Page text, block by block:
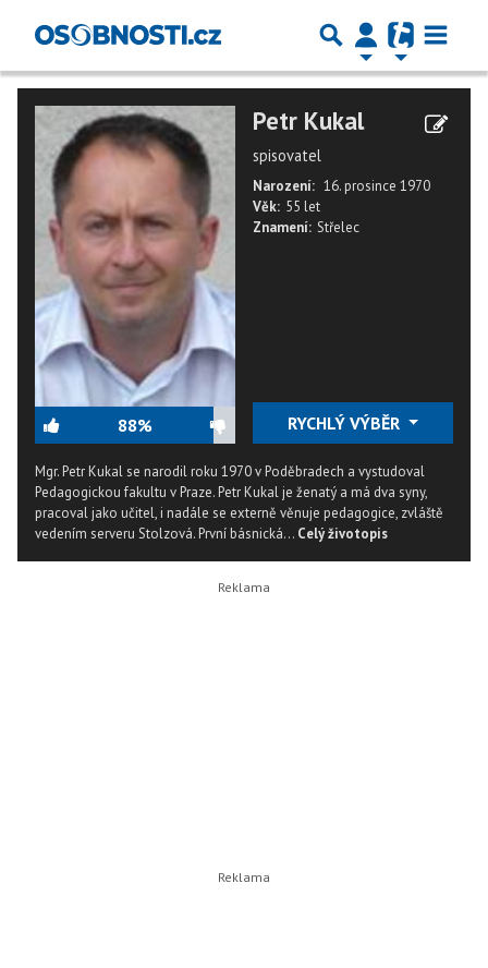
88%
Petr Kukal
spisovatel
Narození: 16. prosince 1970
Věk: 55 let
Znamení: Střelec
RYCHLÝ VÝBĚR
Mgr. Petr Kukal se narodil roku 1970 v Poděbradech a vystudoval
Pedagogickou fakultu v Praze. Petr Kukal je ženatý a má dva syny,
pracoval jako učitel, i nadále se externě věnuje pedagogice, zvláště
vedením serveru Stolzová. První básnická... Celý životopis